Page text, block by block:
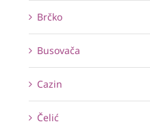
Brčko
Busovača
Cazin
Čelić